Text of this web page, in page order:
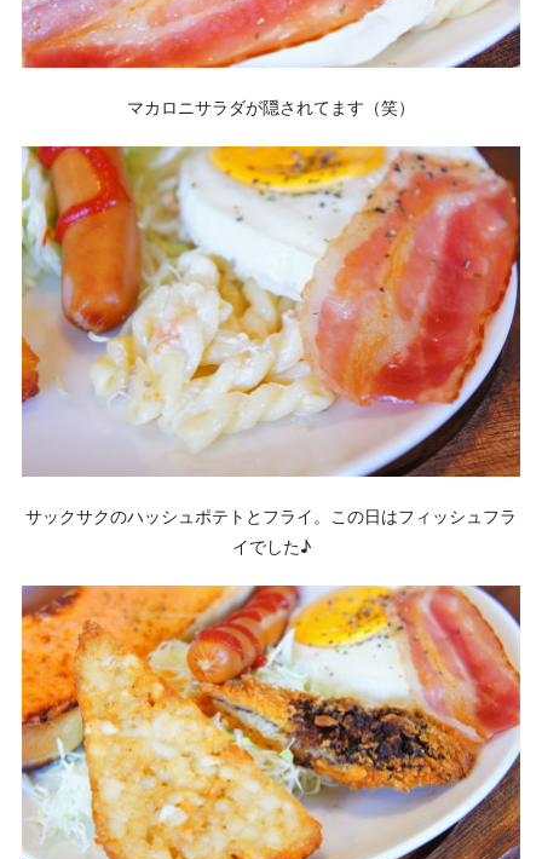
マカロニサラダが隠されてます（笑）
サックサクのハッシュポテトとフライ。この日はフィッシュフラ
イでした♪